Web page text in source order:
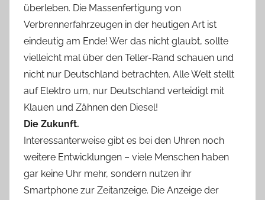
überleben. Die Massenfertigung von
Verbrennerfahrzeugen in der heutigen Art ist
eindeutig am Ende! Wer das nicht glaubt, sollte
vielleicht mal über den Teller-Rand schauen und
nicht nur Deutschland betrachten. Alle Welt stellt
auf Elektro um, nur Deutschland verteidigt mit
Klauen und Zähnen den Diesel!
Die Zukunft.
Interessanterweise gibt es bei den Uhren noch
weitere Entwicklungen – viele Menschen haben
gar keine Uhr mehr, sondern nutzen ihr
Smartphone zur Zeitanzeige. Die Anzeige der